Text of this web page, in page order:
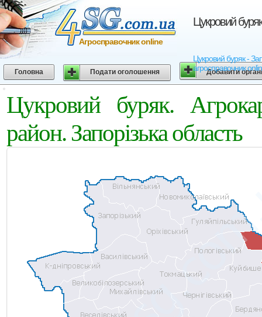
Цукровий
Цукровий буряк -
агросправочник
Агросправочник online
Головна Подати оголошення Добавити
Цукровий буряк.
район. Запорізька область